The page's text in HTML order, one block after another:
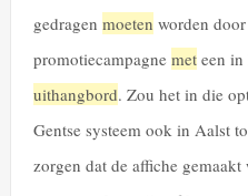
gedragen moeten worden
promotiecampagne met een
uithangbord. Zou het in die
Gentse systeem ook in Aalst
zorgen dat de affiche